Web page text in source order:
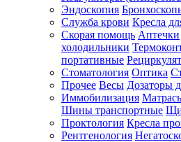
в
одном
месте
Личный
менеджер
Отслеживание
статуса
заказа
Эндоскопия
Служба крови Кресла
Скорая помощь Аптечки
холодильники
портативные
Стоматология Оптика
Прочее Весы Дозаторы
Иммобилизация
Шины транспортные
Проктология Кресла
Рентгенология